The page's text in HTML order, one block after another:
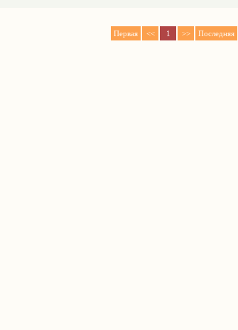
Первая << 1 >> Последняя